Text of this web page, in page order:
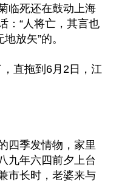
临死还在鼓动上海
：“人将亡，其言也
放矢”的。
，直拖到6月2日，江
四季发情物，家里
九年六四前夕上台
市长时，老婆来与